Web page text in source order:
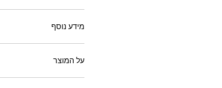
מידע נוסף
על המוצר